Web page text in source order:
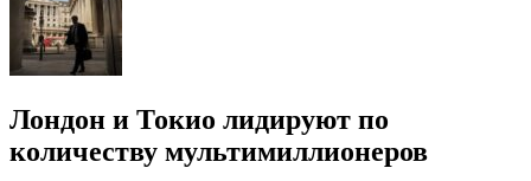
Лондон и Токио лидируют по
количеству мультимиллионеров